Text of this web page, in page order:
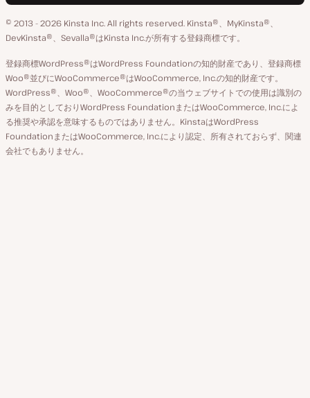
GitHub
X
ア
カ
ウ
ン
ト
YouTube
Facebook
LinkedIn
ペ
ー
ジ
語
の
り
替
え
© 2013 - 2026 Kinsta Inc. All rights reserved. Kinsta®、MyKinsta®、
DevKinsta®、Sevalla®はKinsta Inc.が所有する登録商標です。
登録商標WordPress®はWordPress Foundationの知的財産であり、登録商標
Woo®並びにWooCommerce®はWooCommerce, Inc.の知的財産です。
WordPress®、Woo®、WooCommerce®の当ウェブサイトでの使用は識別の
みを目的としておりWordPress FoundationまたはWooCommerce, Inc.によ
る推奨や承認を意味するものではありません。KinstaはWordPress
FoundationまたはWooCommerce, Inc.により認定、所有されておらず、関連
会社でもありません。